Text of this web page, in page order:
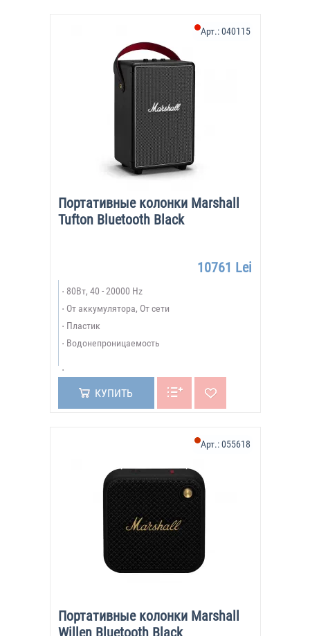
Портативные колонки Marshall
Tufton Bluetooth Black
Арт.:040115
10761 Lei
80Вт, 40 - 20000 Hz
От аккумулятора, От сети
Пластик
Водонепроницаемость
КУПИТЬ
Портативные колонки Marshall
Willen Bluetooth Black
Арт.:055618